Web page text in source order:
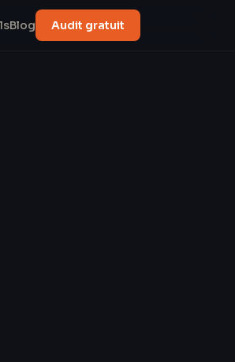
Blog Audit gratuit